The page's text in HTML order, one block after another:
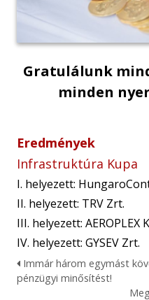
Gratulálunk
minden
Eredmények
Infrastruktúra Kupa
I. helyezett:
II. helyezett: TRV Zrt.
III. helyezett: AEROPLEX
IV. helyezett: GYSEV Zrt.
Immár három egymást
pénzügyi minősítést!